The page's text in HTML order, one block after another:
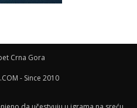
Crna Gora
- Since 2010